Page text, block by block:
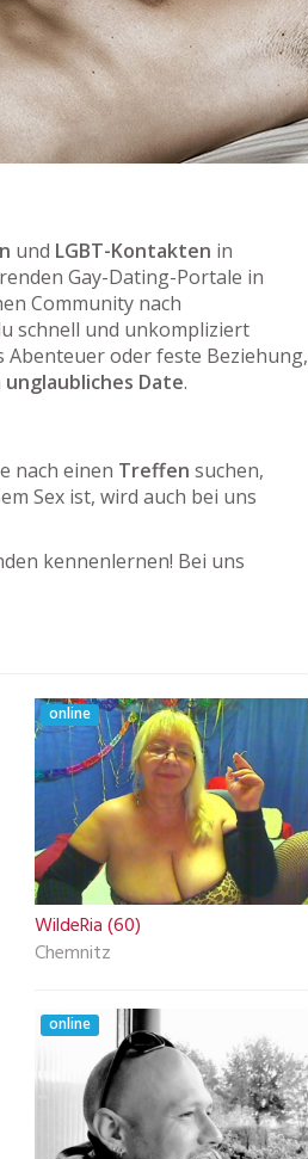
und LGBT-Kontakten in
Gay-Dating-Portale in
Community nach
schnell und unkompliziert
Abenteuer oder feste Beziehung,
unglaubliches Date.
nach einen Treffen suchen,
Sex ist, wird auch bei uns
kennenlernen! Bei uns
online
WildeRia (60)
Chemnitz
online